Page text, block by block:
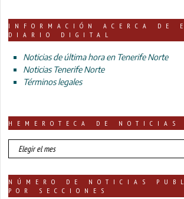
INFORMACIÓN ACERCA DE
DIARIO DIGITAL
Noticias de última hora en Tenerife Norte
Noticias Tenerife Norte
Términos legales
HEMEROTECA DE NOTICIAS
HEMEROTECA
DE
NÚMERO DE NOTICIAS
POR SECCIONES